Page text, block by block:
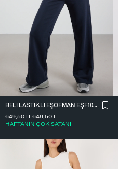
BELI LASTIKLI EŞOFMAN EŞF10308-P10
649,50TL
HAFTANIN ÇOK SATANI
649,50TL